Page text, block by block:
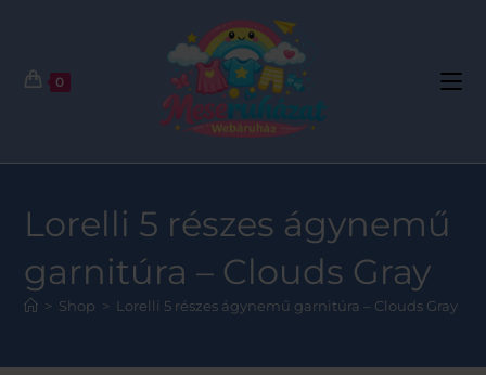
0
Lorelli 5 részes ágynemű
garnitúra – Clouds Gray
> Shop > Lorelli 5 részes ágynemű garnitúra – Clouds Gray